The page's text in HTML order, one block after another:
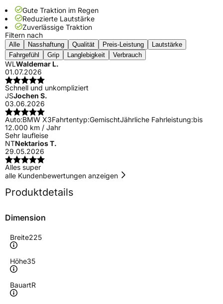
Gute Traktion im Regen
Reduzierte Lautstärke
Zuverlässige Traktion
Filtern nach
Alle Nasshaftung Qualität Preis-Leistung
Lautstärke
Fahrgefühl
Grip Langlebigkeit Verbrauch
WLWaldemar L.
01.07.2026
Schnell und unkompliziert
JSJochen S.
03.06.2026
Auto:BMW X3Fahrtentyp:GemischtJährliche Fahrleistung:bis
12.000 km / Jahr
Sehr laufleise
NTNektarios T.
29.05.2026
Alles super
alle Kundenbewertungen anzeigen
Produktdetails
Dimension
Breite225
Höhe35
BauartR